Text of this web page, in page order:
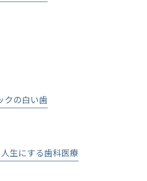
クの白い歯
生にする歯科医療